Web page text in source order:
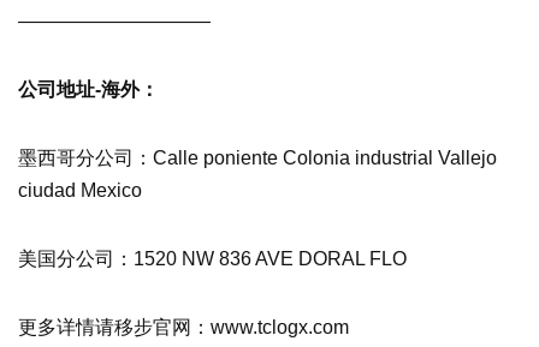
——————————
公司地址-海外：
墨西哥分公司：Calle poniente Colonia industrial Vallejo
ciudad Mexico
美国分公司：1520 NW 836 AVE DORAL FLO
更多详情请移步官网：www.tclogx.com